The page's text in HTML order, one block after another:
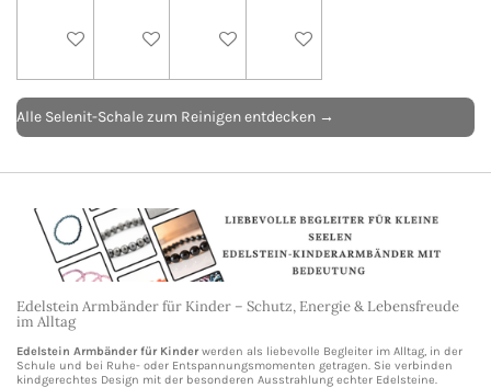
In den WarenkorbIn den WarenkorbIn den WarenkorbIn den Warenkorb
Alle Selenit-Schale zum Reinigen entdecken →
Edelstein Armbänder für Kinder – Schutz, Energie & Lebensfreude
im Alltag
Edelstein Armbänder für Kinderwerden als liebevolle Begleiter im Alltag, in der
Schule und bei Ruhe- oder Entspannungsmomenten getragen. Sie verbinden
kindgerechtes Design mit der besonderen Ausstrahlung echter Edelsteine.